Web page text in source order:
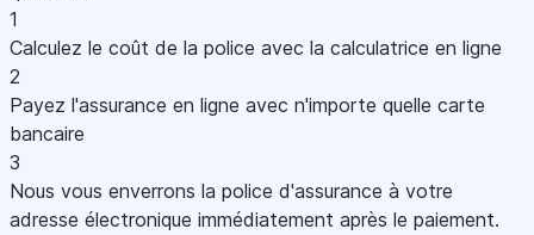
1
Calculez le coût de la police avec la calculatrice en ligne
2
Payez l'assurance en ligne avec n'importe quelle carte
bancaire
3
Nous vous enverrons la police d'assurance à votre
adresse électronique immédiatement après le paiement.